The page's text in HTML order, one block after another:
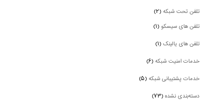
تلفن تحت شبکه(۲)
تلفن های سیسکو(۱)
تلفن های یالینک(۱)
خدمات امنیت شبکه(۶)
خدمات پشتیبانی شبکه(۵)
دسته‌بندی نشده(۷۳)